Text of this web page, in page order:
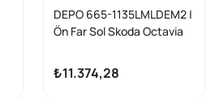
DEPO 665-1135LMLDEM2 |
Ön Far Sol Skoda Octavia
₺11.374,28